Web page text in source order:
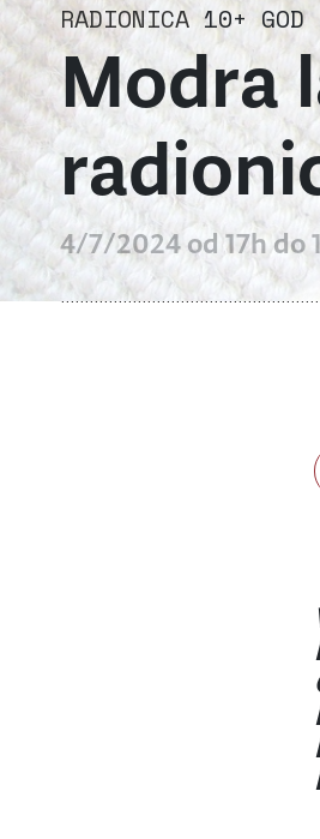
RADIONICA 10+ GOD
Modra
4/7/2024 od 17h do